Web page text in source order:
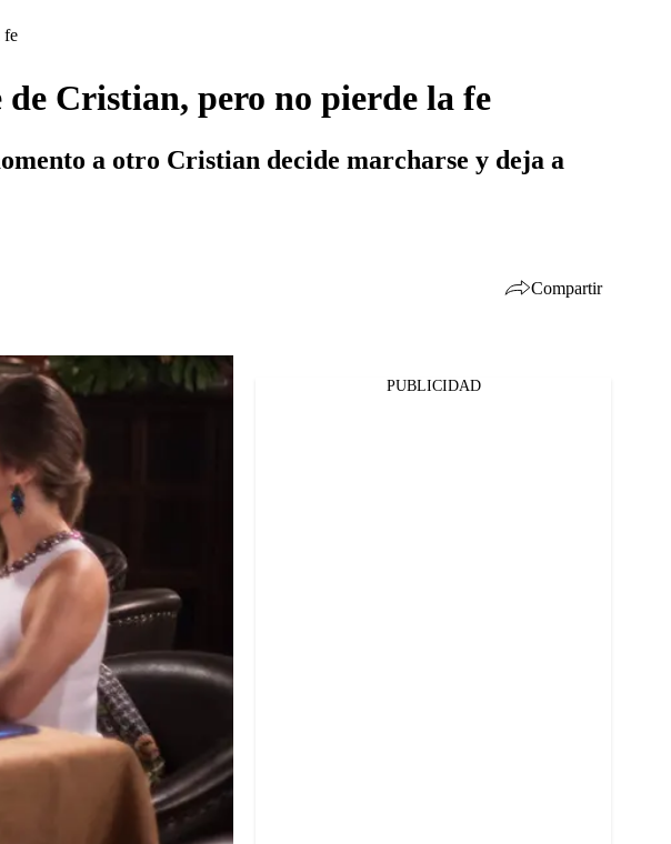
fe
Cristian, pero no pierde la fe
a otro Cristian decide marcharse y deja a
Compartir
PUBLICIDAD